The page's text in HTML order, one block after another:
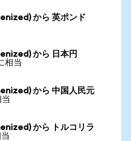
から 英ポンド
から 日本円
相当
から 中国人民元
から トルコリラ